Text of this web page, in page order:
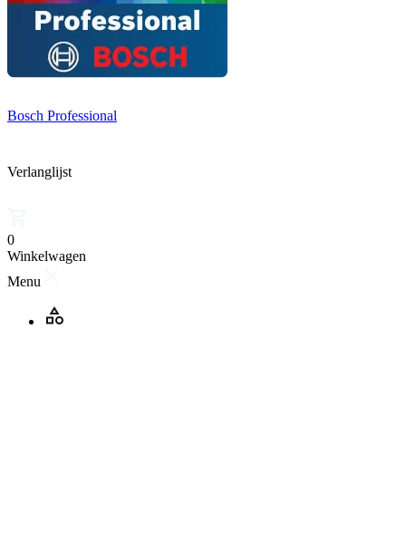
Bosch Professional
Verlanglijst
0
Winkelwagen
Menu